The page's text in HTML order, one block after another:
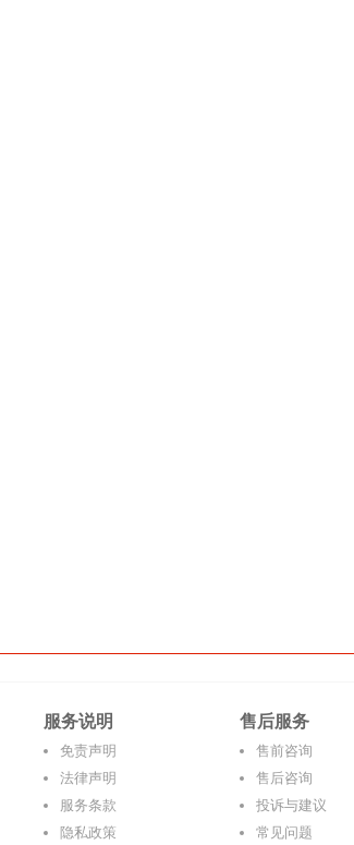
服务说明
免责声明
法律声明
服务条款
隐私政策
售后服务
售前咨询
售后咨询
投诉与建议
常见问题